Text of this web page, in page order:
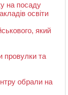
на посаду
освіти
який
провулки та
обрали на